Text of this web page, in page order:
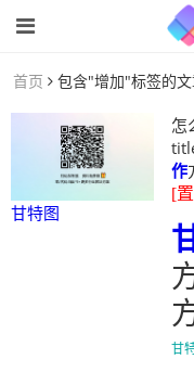
首页 包含"增加"标签的
甘特图
怎
作
[
甘